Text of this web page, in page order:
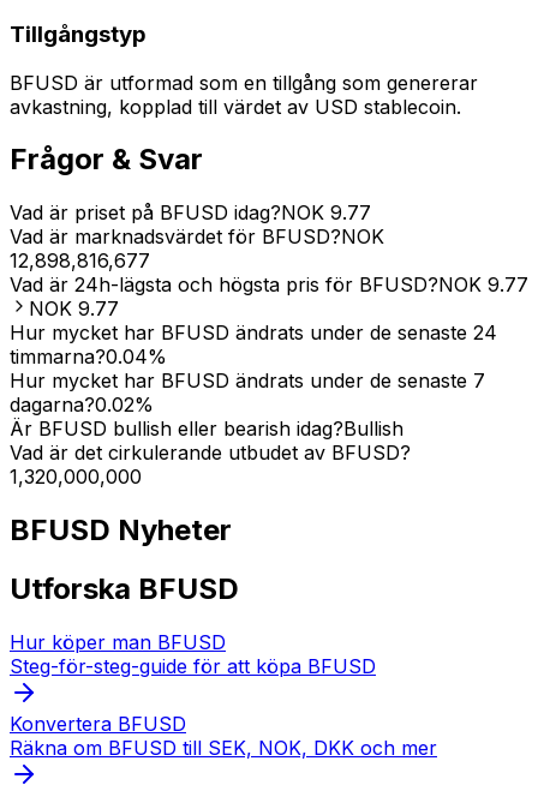
Tillgångstyp
BFUSD är utformad som en tillgång som genererar
avkastning, kopplad till värdet av USD stablecoin.
Frågor & Svar
Vad är priset på BFUSD idag?NOK 9.77
Vad är marknadsvärdet för BFUSD?NOK
12,898,816,677
Vad är 24h-lägsta och högsta pris för BFUSD?NOK 9.77
NOK 9.77
Hur mycket har BFUSD ändrats under de senaste 24
timmarna?0.04%
Hur mycket har BFUSD ändrats under de senaste 7
dagarna?0.02%
Är BFUSD bullish eller bearish idag?Bullish
Vad är det cirkulerande utbudet av BFUSD?
1,320,000,000
BFUSD Nyheter
Utforska BFUSD
Hur köper man BFUSD
Steg-för-steg-guide för att köpa BFUSD
Konvertera BFUSD
Räkna om BFUSD till SEK, NOK, DKK och mer